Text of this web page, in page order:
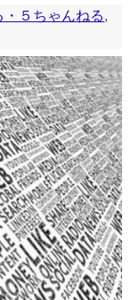
・５ちゃんねる,